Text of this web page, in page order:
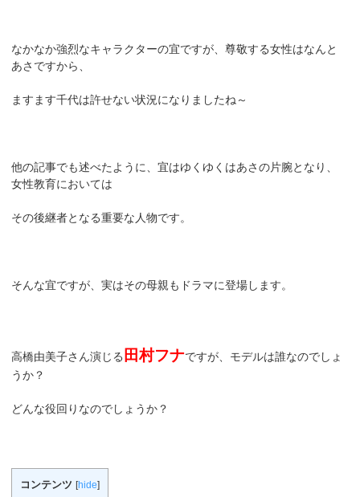
なかなか強烈なキャラクターの宜ですが、尊敬する女性はなんと
あさですから、
ますます千代は許せない状況になりましたね～
他の記事でも述べたように、宜はゆくゆくはあさの片腕となり、
女性教育においては
その後継者となる重要な人物です。
そんな宜ですが、実はその母親もドラマに登場します。
高橋由美子さん演じる 田村フナですが、モデルは誰なのでしょ
うか？
どんな役回りなのでしょうか？
コンテンツ [hide]